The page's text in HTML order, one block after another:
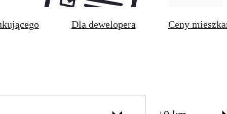
Dla dewelopera Ceny